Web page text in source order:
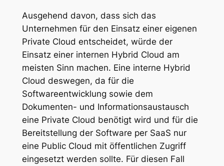
Ausgehend davon, dass sich das
Unternehmen für den Einsatz einer eigenen
Private Cloud entscheidet, würde der
Einsatz einer internen Hybrid Cloud am
meisten Sinn machen. Eine interne Hybrid
Cloud deswegen, da für die
Softwareentwicklung sowie dem
Dokumenten- und Informationsaustausch
eine Private Cloud benötigt wird und für die
Bereitstellung der Software per SaaS nur
eine Public Cloud mit öffentlichen Zugriff
eingesetzt werden sollte. Für diesen Fall